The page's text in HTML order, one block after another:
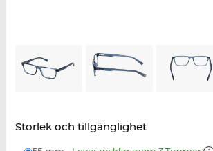
Storlek och tillgänglighet